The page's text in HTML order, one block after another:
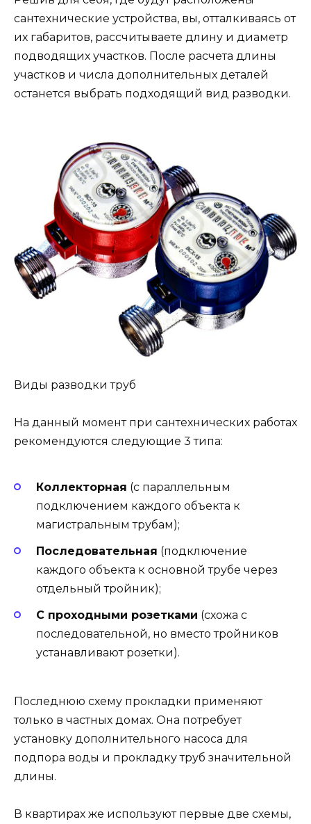
сантехнические устройства, вы, отталкиваясь от
их габаритов, рассчитываете длину и диаметр
подводящих участков. После расчета длины
участков и числа дополнительных деталей
останется выбрать подходящий вид разводки.
Виды разводки труб
На данный момент при сантехнических работах
рекомендуются следующие 3 типа:
Коллекторная (с параллельным
подключением каждого объекта к
магистральным трубам);
Последовательная (подключение
каждого объекта к основной трубе через
отдельный тройник);
С проходными розетками (схожа с
последовательной, но вместо тройников
устанавливают розетки).
Последнюю схему прокладки применяют
только в частных домах. Она потребует
установку дополнительного насоса для
подпора воды и прокладку труб значительной
длины.
В квартирах же используют первые две схемы,